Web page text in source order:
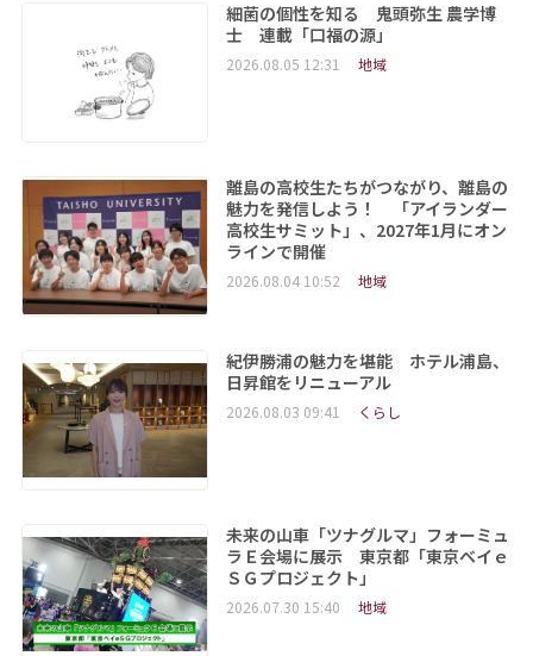
細菌の個性を知る 鬼頭弥生 農学博
士 連載「口福の源」
2026.08.05 12:31 地域
離島の高校生たちがつながり、離島の
魅力を発信しよう！ 「アイランダー
高校生サミット」、2027年1月にオン
ラインで開催
2026.08.04 10:52 地域
紀伊勝浦の魅力を堪能 ホテル浦島、
日昇館をリニューアル
2026.08.03 09:41 くらし
未来の山車「ツナグルマ」フォーミュ
ラＥ会場に展示 東京都「東京ベイｅ
ＳＧプロジェクト」
2026.07.30 15:40 地域